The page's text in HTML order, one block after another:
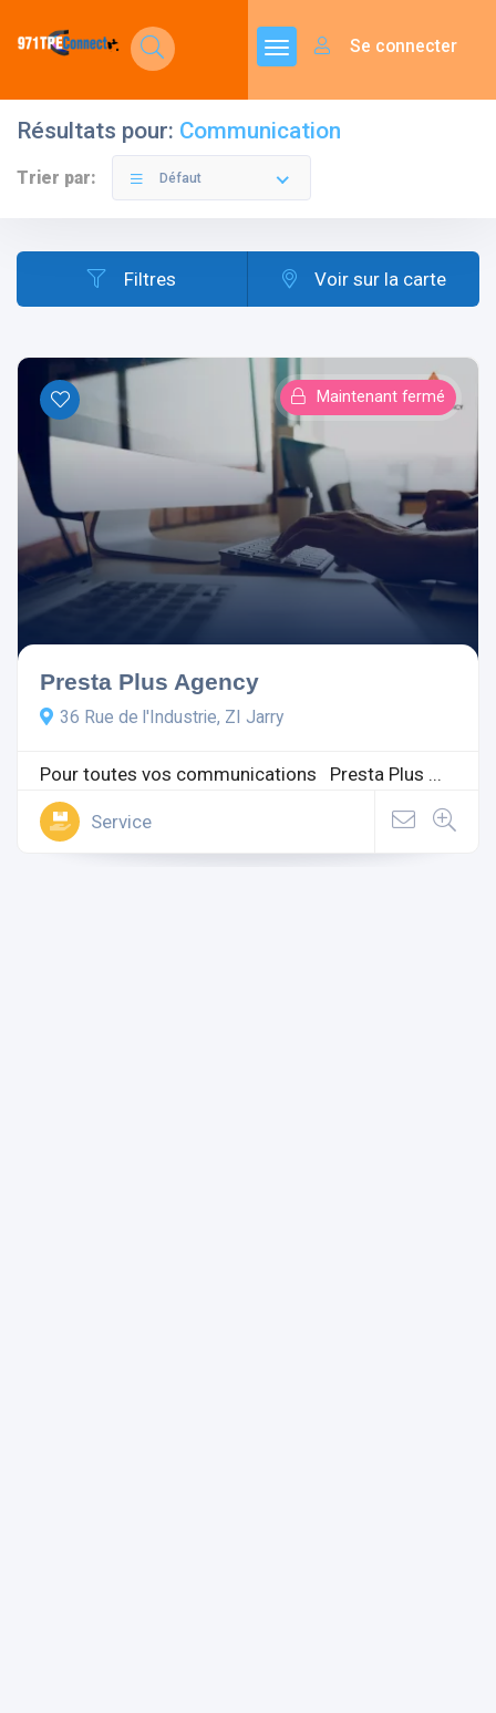
Se connecter
Résultats pour: Communication
Trier par: Défaut
Filtres Voir sur la carte
Maintenant fermé
Presta Plus Agency
36 Rue de l'Industrie, ZI Jarry
Pour toutes vos communications Presta Plus ...
Service